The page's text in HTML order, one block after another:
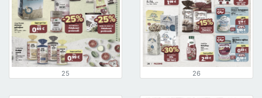
25 26